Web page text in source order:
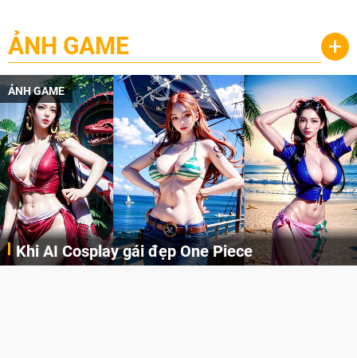
ẢNH GAME +
ẢNH GAME
Khi AI Cosplay gái đẹp One Piece